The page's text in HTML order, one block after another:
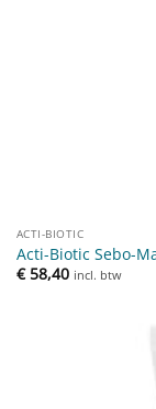
ACTI-BIOTIC
Acti-Biotic Sebo-
€58,40 incl. btw